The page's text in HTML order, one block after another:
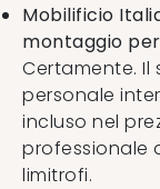
Mobilificio
montaggio
Certamente. Il
personale
incluso nel
professionale
limitrofi.